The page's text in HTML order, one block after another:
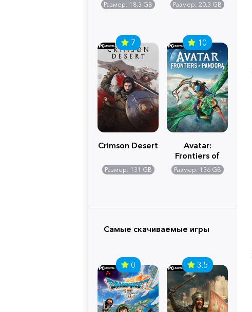
Размер: 18.3 GB Размер: 20.3 GB
7
Crimson Desert
Размер: 131 GB
10
Avatar:
Frontiers of
Pandora
Размер: 136 GB
Самые скачиваемые игры
0 3.5